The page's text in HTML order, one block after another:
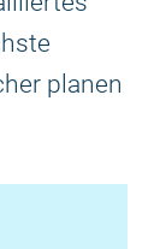
planen